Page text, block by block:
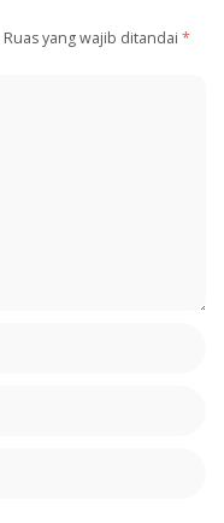
Ruas yang wajib ditandai *